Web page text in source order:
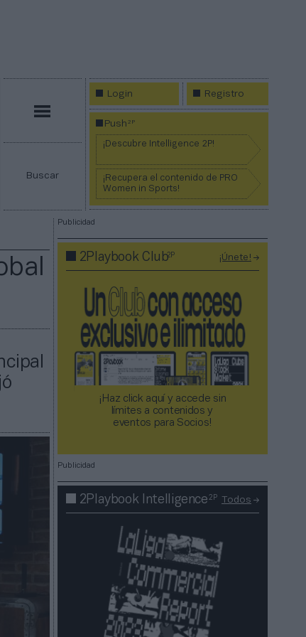
Buscar
Login Registro
Push2P
¡Descubre Intelligence 2P!
¡Recupera el contenido de PRO
Women in Sports!
Publicidad
2Playbook Club2P ¡Únete!
¡Haz click aquí y accede sin
límites a contenidos y
eventos para Socios!​​​​​​​
Publicidad
2Playbook Intelligence2P Todos